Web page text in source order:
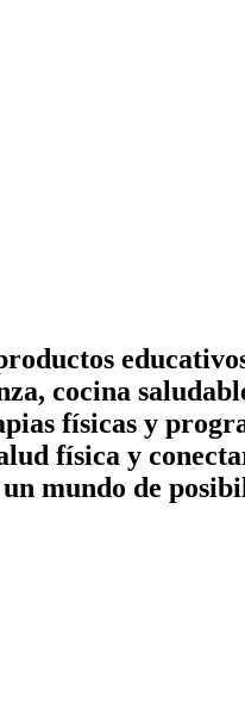
cocina
físicas y
física y
mundo de